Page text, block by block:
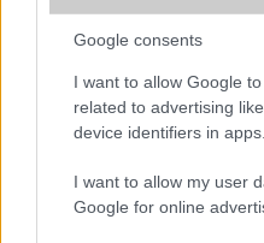
Google consents
I want to allow Google
related to advertising
device identifiers in apps.
I want to allow my user
Google for online
Limited Edition
SAR
N/A = Nincs adat. Legutóbbi